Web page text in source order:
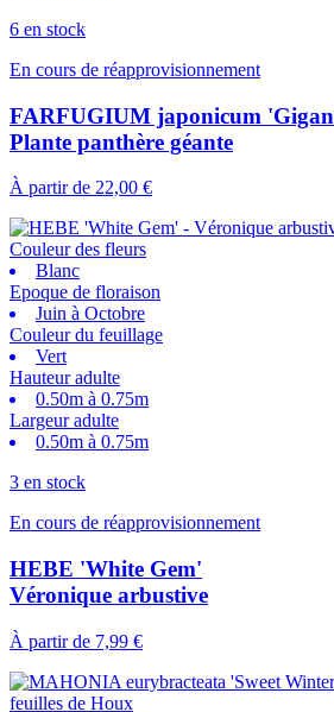
6 en stock
En cours de réapprovisionnement
FARFUGIUM japonicum
Plante panthère géante
À partir de 22,00 €
Couleur des fleurs
Blanc
Epoque de floraison
Juin à Octobre
Couleur du feuillage
Vert
Hauteur adulte
0.50m à 0.75m
Largeur adulte
0.50m à 0.75m
3 en stock
En cours de réapprovisionnement
HEBE 'White Gem'
Véronique arbustive
À partir de 7,99 €